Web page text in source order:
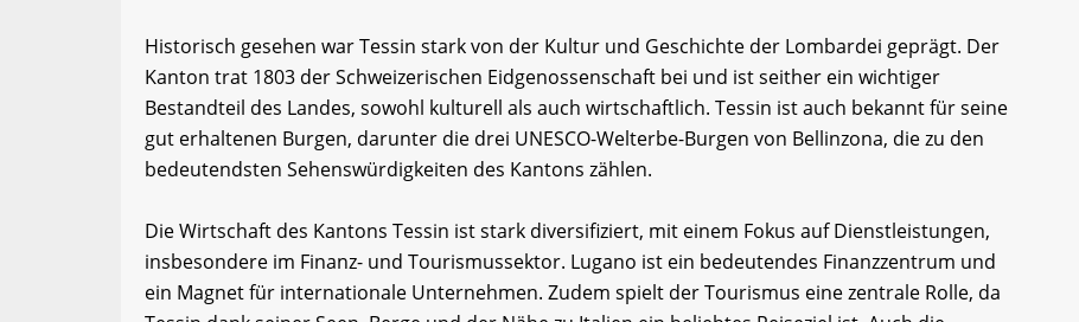
Historisch gesehen war Tessin stark von der Kultur und Geschichte der Lombardei geprägt. Der
Kanton trat 1803 der Schweizerischen Eidgenossenschaft bei und ist seither ein wichtiger
Bestandteil des Landes, sowohl kulturell als auch wirtschaftlich. Tessin ist auch bekannt für seine
gut erhaltenen Burgen, darunter die drei UNESCO-Welterbe-Burgen von Bellinzona, die zu den
bedeutendsten Sehenswürdigkeiten des Kantons zählen.
Die Wirtschaft des Kantons Tessin ist stark diversifiziert, mit einem Fokus auf Dienstleistungen,
insbesondere im Finanz- und Tourismussektor. Lugano ist ein bedeutendes Finanzzentrum und
ein Magnet für internationale Unternehmen. Zudem spielt der Tourismus eine zentrale Rolle, da